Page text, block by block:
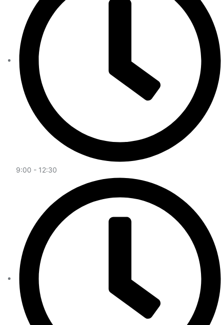
9:00 - 12:30